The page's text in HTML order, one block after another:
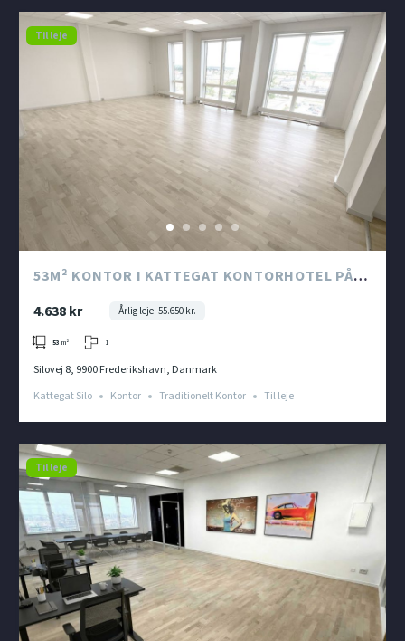
Til leje
53M² KONTOR I KATTEGAT KONTORHOTEL PÅ 8.
4.638 kr Årlig leje: 55.650 kr.
53 m² 1
Silovej 8, 9900 Frederikshavn, Danmark
Kattegat Silo
Kontor Traditionelt Kontor Til leje
Til leje